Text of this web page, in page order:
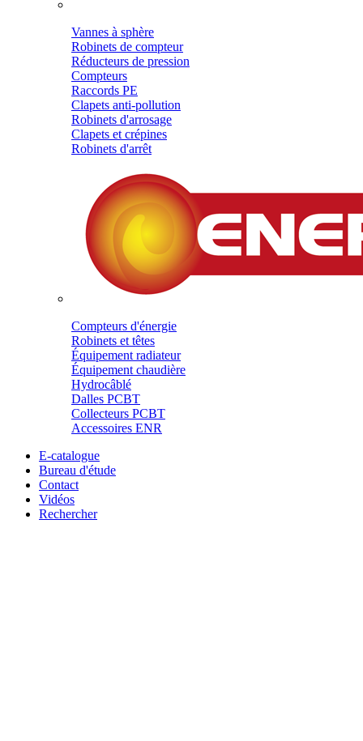
Vannes à sphère
Robinets de compteur
Réducteurs de pression
Compteurs
Raccords PE
Clapets anti-pollution
Robinets d'arrosage
Clapets et crépines
Robinets d'arrêt
Compteurs d'énergie
Robinets et têtes
Équipement radiateur
Équipement chaudière
Hydrocâblé
Dalles PCBT
Collecteurs PCBT
Accessoires ENR
E-catalogue
Bureau d'étude
Contact
Vidéos
Rechercher